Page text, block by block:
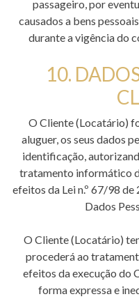
passageiro, por
causados a bens
durante a vigência do
10.
O Cliente (Locatário)
aluguer, os seus dados
identificação,
tratamento informático
efeitos da Lei n.º 67/98
Dados
O Cliente (Locatário)
procederá ao
efeitos da execução do
forma expressa e